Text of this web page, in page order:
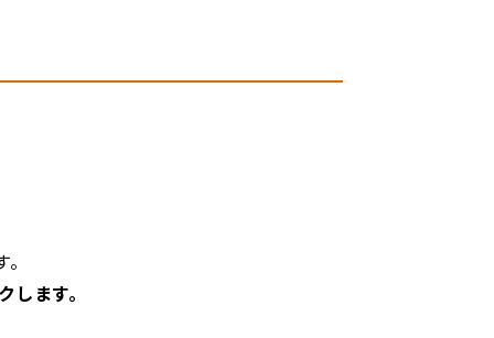
ます。